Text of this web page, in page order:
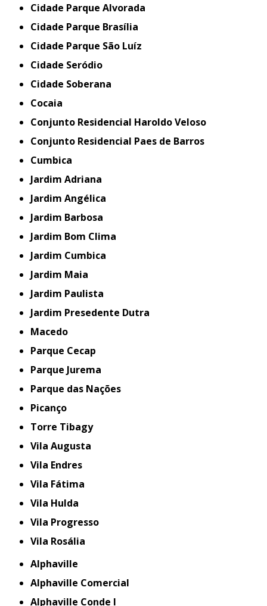
Cidade Parque Alvorada
Cidade Parque Brasília
Cidade Parque São Luíz
Cidade Seródio
Cidade Soberana
Cocaia
Conjunto Residencial Haroldo Veloso
Conjunto Residencial Paes de Barros
Cumbica
Jardim Adriana
Jardim Angélica
Jardim Barbosa
Jardim Bom Clima
Jardim Cumbica
Jardim Maia
Jardim Paulista
Jardim Presedente Dutra
Macedo
Parque Cecap
Parque Jurema
Parque das Nações
Picanço
Torre Tibagy
Vila Augusta
Vila Endres
Vila Fátima
Vila Hulda
Vila Progresso
Vila Rosália
Alphaville
Alphaville Comercial
Alphaville Conde I